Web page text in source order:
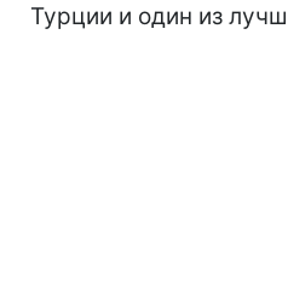
Турции и один из